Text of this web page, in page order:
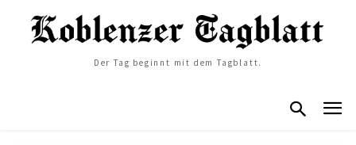
Der Tag beginnt mit dem Tagblatt.